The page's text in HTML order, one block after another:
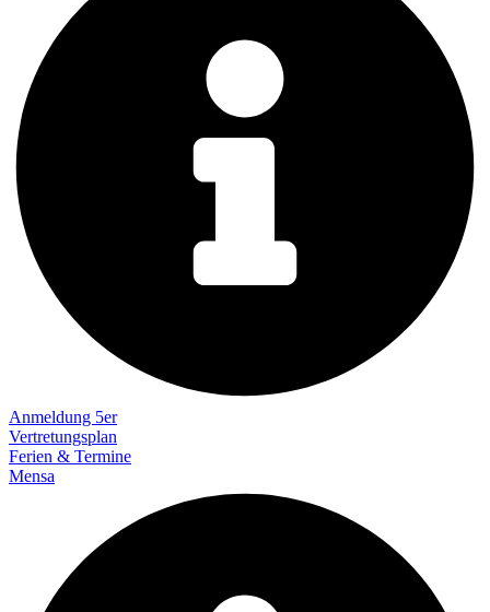
Anmeldung 5er
Vertretungsplan
Ferien & Termine
Mensa